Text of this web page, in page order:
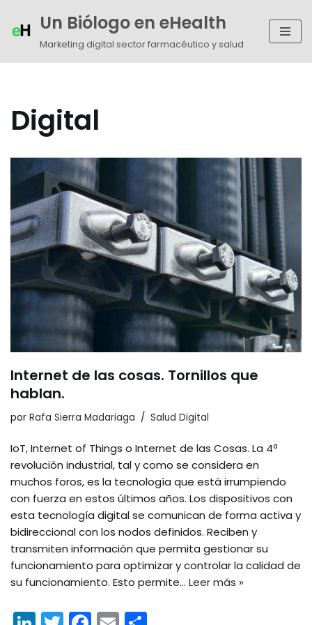
Saltar
Un Biólogo en eHealth
Marketing digital sector farmacéutico y salud
Digital
Internet de las cosas. Tornillos que
hablan.
por Rafa Sierra Madariaga Salud Digital
IoT, Internet of Things o Internet de las Cosas. La 4ª
revolución industrial, tal y como se considera en
muchos foros, es la tecnología que está irrumpiendo
con fuerza en estos últimos años. Los dispositivos con
esta tecnología digital se comunican de forma activa y
bidireccional con los nodos definidos. Reciben y
transmiten información que permita gestionar su
funcionamiento para optimizar y controlar la calidad de
su funcionamiento. Esto permite… Leer más »